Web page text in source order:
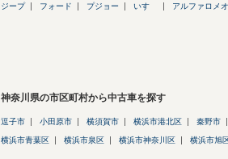
ジープ フォード プジョー いすゞ アルファロメオ
神奈川県の市区町村から中古車を探す
逗子市 小田原市 横須賀市 横浜市港北区 秦野市
横浜市青葉区 横浜市泉区 横浜市神奈川区 横浜市旭